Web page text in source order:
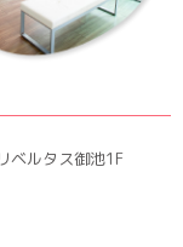
ベルタス御池1F